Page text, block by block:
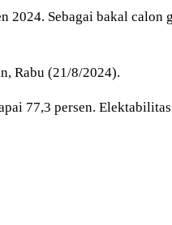
2024. Sebagai bakal calon
Rabu (21/8/2024).
77,3 persen.